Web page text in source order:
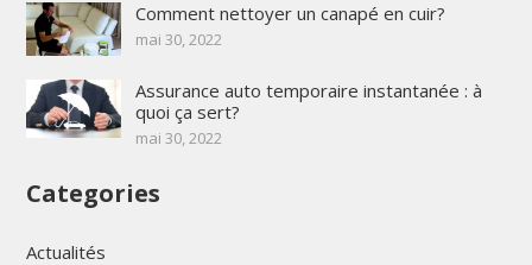
Comment nettoyer un canapé en cuir?
mai 30, 2022
Assurance auto temporaire instantanée : à
quoi ça sert?
mai 30, 2022
Categories
Actualités